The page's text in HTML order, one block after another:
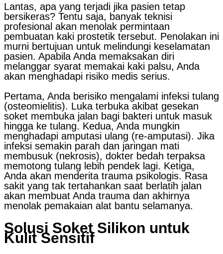
Lantas, apa yang terjadi jika pasien tetap
bersikeras? Tentu saja, banyak teknisi
profesional akan menolak permintaan
pembuatan kaki prostetik tersebut. Penolakan ini
murni bertujuan untuk melindungi keselamatan
pasien. Apabila Anda memaksakan diri
melanggar syarat memakai kaki palsu, Anda
akan menghadapi risiko medis serius.
Pertama, Anda berisiko mengalami infeksi tulang
(osteomielitis). Luka terbuka akibat gesekan
soket membuka jalan bagi bakteri untuk masuk
hingga ke tulang. Kedua, Anda mungkin
menghadapi amputasi ulang (re-amputasi). Jika
infeksi semakin parah dan jaringan mati
membusuk (nekrosis), dokter bedah terpaksa
memotong tulang lebih pendek lagi. Ketiga,
Anda akan menderita trauma psikologis. Rasa
sakit yang tak tertahankan saat berlatih jalan
akan membuat Anda trauma dan akhirnya
menolak pemakaian alat bantu selamanya.
Solusi Soket Silikon untuk
Kulit Sensitif